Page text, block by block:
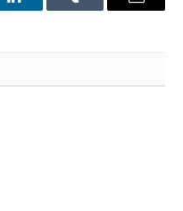
LinkedInTumblr Email